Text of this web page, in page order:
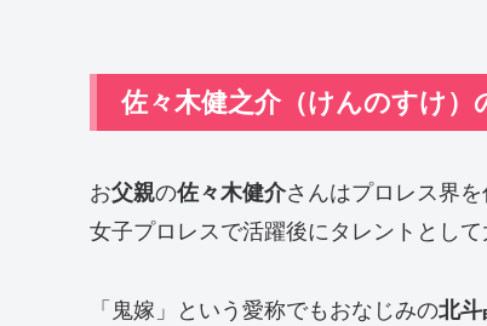
佐々木健之介（けんのすけ）
お父親の佐々木健介さんはプロレス界
女子プロレスで活躍後にタレントとして
「鬼嫁」という愛称でもおなじみの北斗